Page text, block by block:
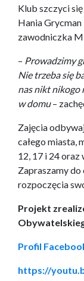
Klub szczyci
Hania
zawodniczka
– Prowadzimy
Nie trzeba się
nas nikt nikogo
w domu–
Zajęcia
całego miasta,
12, 17 i 24
Zapraszamy
rozpoczęcia
Projekt
Profil
https://